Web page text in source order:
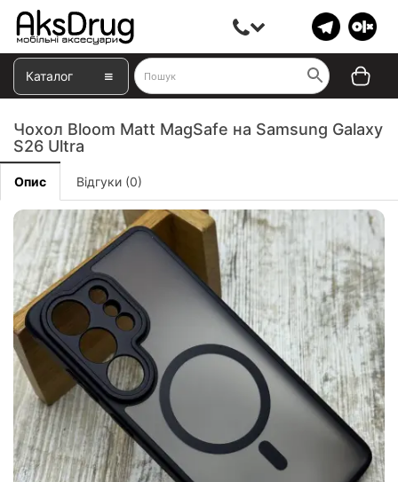
Каталог
Чохол Bloom Matt MagSafe на Samsung Galaxy
S26 Ultra
Опис Відгуки (0)